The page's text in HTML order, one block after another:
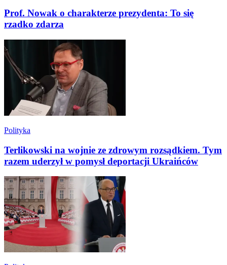
Prof. Nowak o charakterze prezydenta: To się
rzadko zdarza
Polityka
Terlikowski na wojnie ze zdrowym rozsądkiem. Tym
razem uderzył w pomysł deportacji Ukraińców